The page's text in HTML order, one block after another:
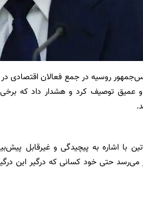
روسیه در جمع فعالان اقتصادی
عمیق توصیف کرد و هشدار داد که برخی
با اشاره به پیچیدگی و غیرقابل
می‌رسد حتی خود کسانی که درگیر این